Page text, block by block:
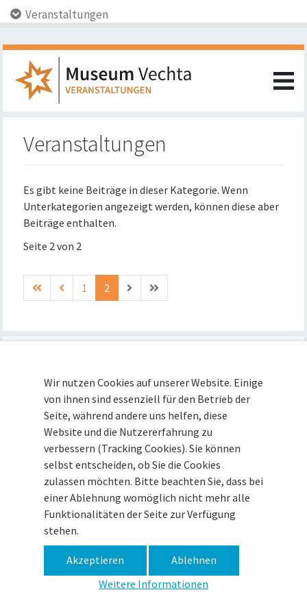
Veranstaltungen
Veranstaltungen
Es gibt keine Beiträge in dieser Kategorie. Wenn
Unterkategorien angezeigt werden, können diese aber
Beiträge enthalten.
Seite 2 von 2
1 2
Museum im Zeughaus · Zitadelle 15 · 49377 Vechta ·
Tel (04441) 93090 ·info@museum-vechta.de
Impressum Datenschutz Haftungsausschluss
Wir nutzen Cookies auf unserer Website. Einige
von ihnen sind essenziell für den Betrieb der
Seite, während andere uns helfen, diese
Website und die Nutzererfahrung zu
verbessern (Tracking Cookies). Sie können
selbst entscheiden, ob Sie die Cookies
zulassen möchten. Bitte beachten Sie, dass bei
einer Ablehnung womöglich nicht mehr alle
Funktionalitäten der Seite zur Verfügung
stehen.
Akzeptieren
Ablehnen
Weitere Informationen